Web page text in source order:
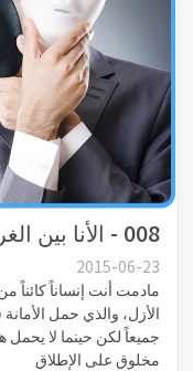
008 - الأنا بين الغرور وتحقيق الذات.
2015-06-23
مادمت أنت إنساناً
الأزل، والذي حمل
جميعاً لكن حينما لا يحمل
مخلوق على الإطلاق